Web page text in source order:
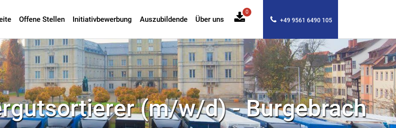
+49 9561 6490 105
Offene Stellen Initiativbewerbung Auszubildende Über uns
0
(m/w/d) - Burgebrach